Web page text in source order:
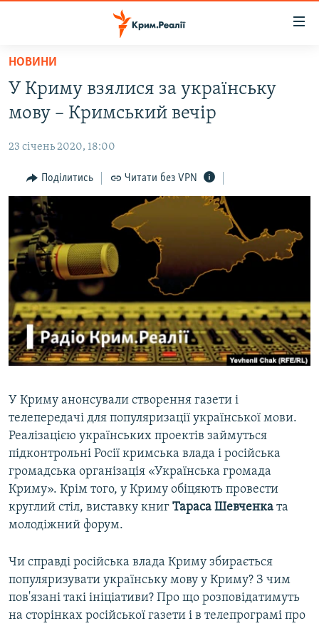
Перейти
основного
матеріалу
Перейти
до
навігації
Перейти
пошуку
ВОДА.КРИМ
ВІДЕО ТА ФОТО
ПОЛІТИКА
БЛОГИ
ПОГЛЯД
ІНТЕРВ'Ю
ВСЕ ЗА ДЕНЬ
СПЕЦПРОЕКТИ
ДЕПОРТАЦІЯ
ВІДЕОУРОКИ «ELIFBE»
СВІДЧЕННЯ ОКУПАЦІЇ
ІНФОГРАФІКА
ЯК ОБІЙТИ БЛОКУВАННЯ
Русский
Qırımtatar
ДОЛУЧАЙСЯ!
Усі сайти RFE/RL
НОВИНИ
У Криму взялися за українську
мову – Кримський вечір
23 січень 2020, 18:00
Поділитись Читати без VPN
У Криму анонсували створення газети і
телепередачі для популяризації української мови.
Реалізацією українських проектів займуться
підконтрольні Росії кримська влада і російська
громадська організація «Українська громада
Криму». Крім того, у Криму обіцяють провести
круглий стіл, виставку книг Тараса Шевченка та
молодіжний форум.
Чи справді російська влада Криму збирається
популяризувати українську мову у Криму? З чим
пов'язані такі ініціативи? Про що розповідатимуть
на сторінках російської газети і в телепрограмі про